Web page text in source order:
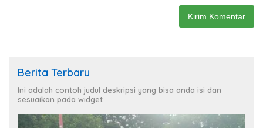
Berita Terbaru
Ini adalah contoh judul deskripsi yang bisa anda isi dan
sesuaikan pada widget